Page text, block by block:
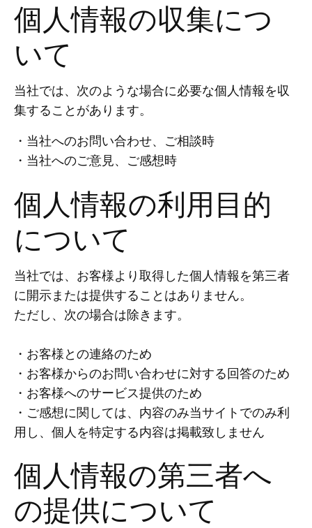
個人情報の収集につ
いて
当社では、次のような場合に必要な個人情報を収
集することがあります。
・当社へのお問い合わせ、ご相談時
・当社へのご意見、ご感想時
個人情報の利用目的
について
当社では、お客様より取得した個人情報を第三者
に開示または提供することはありません。
ただし、次の場合は除きます。
・お客様との連絡のため
・お客様からのお問い合わせに対する回答のため
・お客様へのサービス提供のため
・ご感想に関しては、内容のみ当サイトでのみ利
用し、個人を特定する内容は掲載致しません
個人情報の第三者へ
の提供について